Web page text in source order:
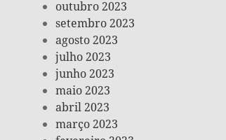
outubro 2023
setembro 2023
agosto 2023
julho 2023
junho 2023
maio 2023
abril 2023
março 2023